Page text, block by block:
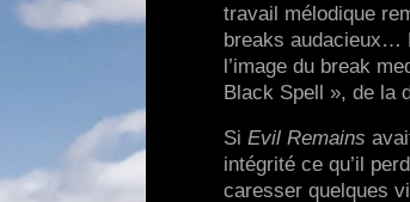
travail mélodique
breaks audacieux…
l’image du break
Black Spell », de la
Si Evil Remains
intégrité ce qu’il
caresser quelques